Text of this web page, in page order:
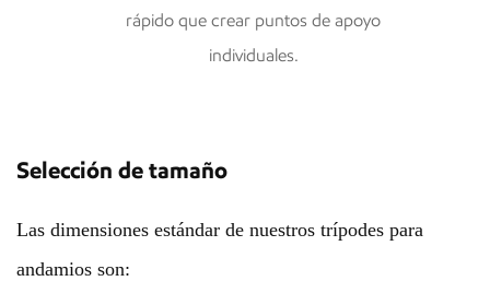
rápido que crear puntos de apoyo
individuales.
Selección de tamaño
Las dimensiones estándar de nuestros trípodes para
andamios son: